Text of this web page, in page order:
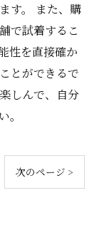
す。 また、購
で試着するこ
性を直接確か
とができるで
しんで、自分
次のページ >